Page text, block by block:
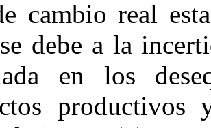
cambio real
debe a la
en los
productivos